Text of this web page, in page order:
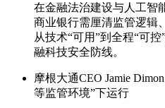
在金融法治建设与人工智
商业银行需厘清监管逻辑
从技术“可用”到全程“可
融科技安全防线。
摩根大通CEO Jamie
等监管环境”下运行